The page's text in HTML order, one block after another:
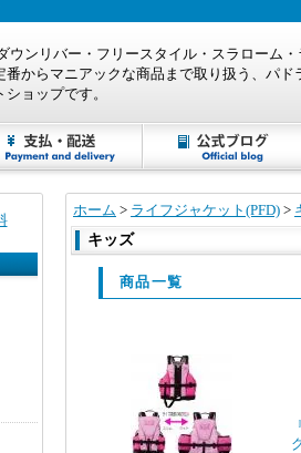
ホーム > ライフジャケット(PFD) >
キッズ
商品一覧